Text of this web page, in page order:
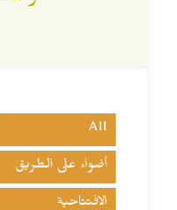
All
أضواء على الطريق
الافتتاحية